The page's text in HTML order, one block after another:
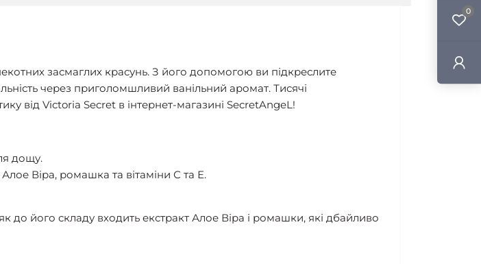
0
засмаглих красунь. З його допомогою ви підкреслите
через приголомшливий ванільний аромат. Тисячі
від Victoria Secret в інтернет-магазині SecretAngeL!
дощу.
Віра, ромашка та вітаміни С та Е.
до його складу входить екстракт Алое Віра і ромашки, які дбайливо